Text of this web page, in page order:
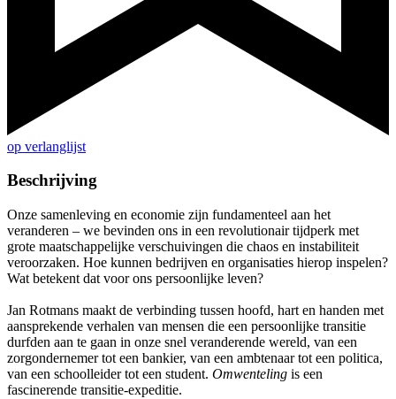
op verlanglijst
Beschrijving
Onze samenleving en economie zijn fundamenteel aan het
veranderen – we bevinden ons in een revolutionair tijdperk met
grote maatschappelijke verschuivingen die chaos en instabiliteit
veroorzaken. Hoe kunnen bedrijven en organisaties hierop inspelen?
Wat betekent dat voor ons persoonlijke leven?
Jan Rotmans maakt de verbinding tussen hoofd, hart en handen met
aansprekende verhalen van mensen die een persoonlijke transitie
durfden aan te gaan in onze snel veranderende wereld, van een
zorgondernemer tot een bankier, van een ambtenaar tot een politica,
van een schoolleider tot een student. Omwenteling is een
fascinerende transitie-expeditie.